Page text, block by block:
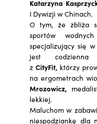
Katarzyna
I Dywizji w Chinach.
O tym, że zbliża
sportów
specjalizujący się
jest codzienna
z CityFit, którzy
na ergometrach
Mrozowicz,
lekkiej.
Maluchom w
niespodziankę dla